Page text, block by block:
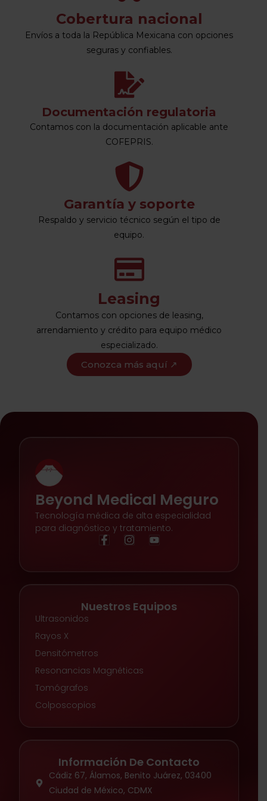
Cobertura nacional
Envíos a toda la República Mexicana con opciones
seguras y confiables.
Documentación regulatoria
Contamos con la documentación aplicable ante
COFEPRIS.
Garantía y soporte
Respaldo y servicio técnico según el tipo de
equipo.
Leasing
Contamos con opciones de leasing,
arrendamiento y crédito para equipo médico
especializado.
Conozca más aquí ↗
Beyond Medical Meguro
Tecnología médica de alta especialidad
para diagnóstico y tratamiento.
Nuestros Equipos
Ultrasonidos
Rayos X
Densitómetros
Resonancias Magnéticas
Tomógrafos
Colposcopios
Información De Contacto
Cádiz 67, Álamos, Benito Juárez, 03400
Ciudad de México, CDMX